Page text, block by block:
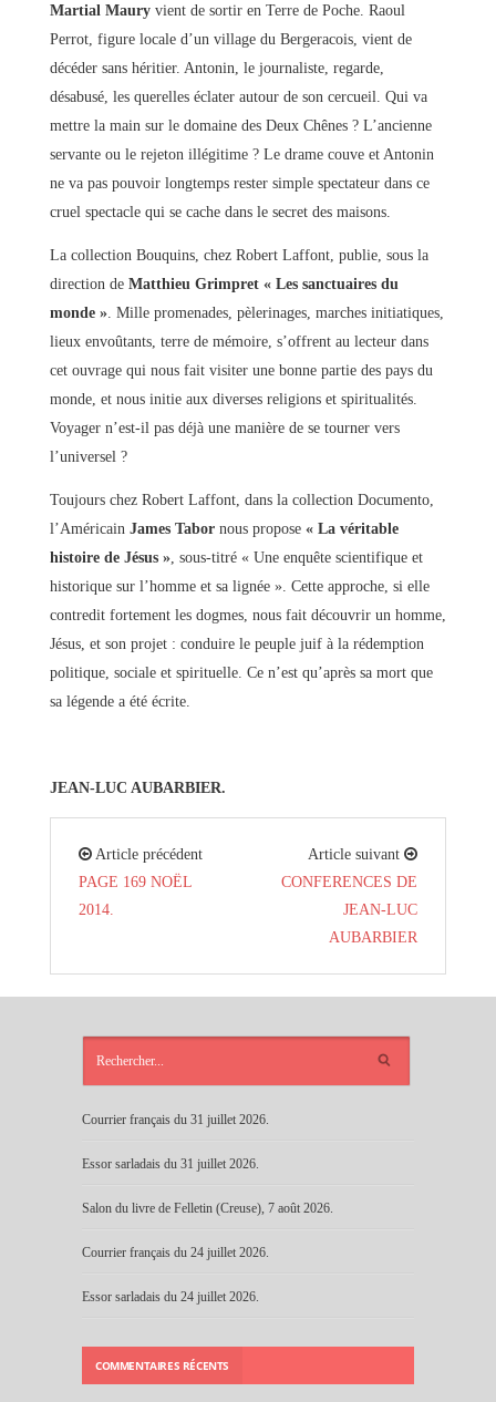
Martial Maury vient de sortir en Terre de Poche. Raoul
Perrot, figure locale d’un village du Bergeracois, vient de
décéder sans héritier. Antonin, le journaliste, regarde,
désabusé, les querelles éclater autour de son cercueil. Qui va
mettre la main sur le domaine des Deux Chênes ? L’ancienne
servante ou le rejeton illégitime ? Le drame couve et Antonin
ne va pas pouvoir longtemps rester simple spectateur dans ce
cruel spectacle qui se cache dans le secret des maisons.
La collection Bouquins, chez Robert Laffont, publie, sous la
direction de Matthieu Grimpret « Les sanctuaires du
monde ». Mille promenades, pèlerinages, marches initiatiques,
lieux envoûtants, terre de mémoire, s’offrent au lecteur dans
cet ouvrage qui nous fait visiter une bonne partie des pays du
monde, et nous initie aux diverses religions et spiritualités.
Voyager n’est-il pas déjà une manière de se tourner vers
l’universel ?
Toujours chez Robert Laffont, dans la collection Documento,
l’Américain James Tabornous propose « La véritable
histoire de Jésus », sous-titré « Une enquête scientifique et
historique sur l’homme et sa lignée ». Cette approche, si elle
contredit fortement les dogmes, nous fait découvrir un homme,
Jésus, et son projet : conduire le peuple juif à la rédemption
politique, sociale et spirituelle. Ce n’est qu’après sa mort que
sa légende a été écrite.
JEAN-LUC AUBARBIER.
Article précédent
PAGE 169 NOËL
2014.
Article suivant
CONFERENCES DE
JEAN-LUC
AUBARBIER
Courrier français du 31 juillet 2026.
Essor sarladais du 31 juillet 2026.
Salon du livre de Felletin (Creuse), 7 août 2026.
Courrier français du 24 juillet 2026.
Essor sarladais du 24 juillet 2026.
COMMENTAIRES RÉCENTS